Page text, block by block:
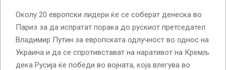
Околу 20 европски лидери ќе се соберат денеска во
Париз за да испратат порака до рускиот претседател
Владимир Путин за европската одлучност во однос на
Украина и да се спротивстават на наративот на Кремљ
дека Русија ќе победи во војната, која влегува во